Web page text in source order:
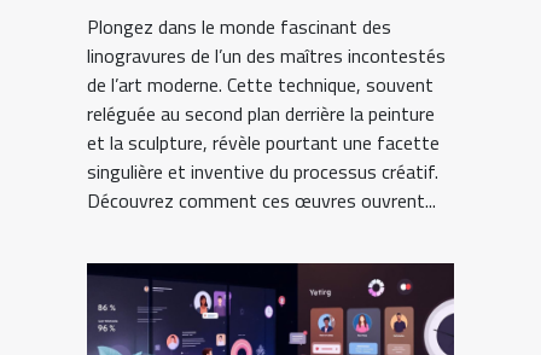
Plongez dans le monde fascinant des
linogravures de l’un des maîtres incontestés
de l’art moderne. Cette technique, souvent
reléguée au second plan derrière la peinture
et la sculpture, révèle pourtant une facette
singulière et inventive du processus créatif.
Découvrez comment ces œuvres ouvrent...